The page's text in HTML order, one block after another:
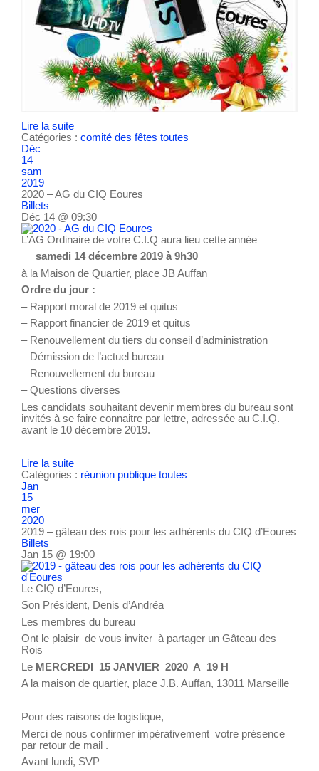
Lire la suite
Catégories : comité des fêtes toutes
Déc
14
sam
2019
2020 – AG du CIQ Eoures
Billets
Déc 14 @ 09:30
L’AG Ordinaire de votre C.I.Q aura lieu cette année
samedi 14 décembre 2019 à 9h30
à la Maison de Quartier, place JB Auffan
Ordre du jour :
– Rapport moral de 2019 et quitus
– Rapport financier de 2019 et quitus
– Renouvellement du tiers du conseil d’administration
– Démission de l’actuel bureau
– Renouvellement du bureau
– Questions diverses
Les candidats souhaitant devenir membres du bureau sont
invités à se faire connaitre par lettre, adressée au C.I.Q.
avant le 10 décembre 2019.
Lire la suite
Catégories : réunion publique toutes
Jan
15
mer
2020
2019 – gâteau des rois pour les adhérents du CIQ d’Eoures
Billets
Jan 15 @ 19:00
Le CIQ d’Eoures,
Son Président, Denis d’Andréa
Les membres du bureau
Ont le plaisir de vous inviter à partager un Gâteau des
Rois
Le MERCREDI 15 JANVIER 2020 A 19 H
A la maison de quartier, place J.B. Auffan, 13011 Marseille
Pour des raisons de logistique,
Merci de nous confirmer impérativement votre présence
par retour de mail .
Avant lundi, SVP